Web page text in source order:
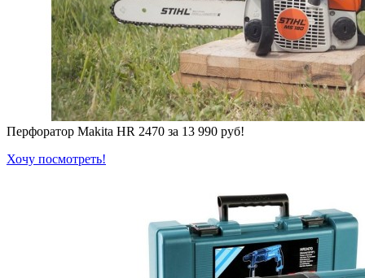
Перфоратор Makita HR 2470 за 13 990 руб!
Хочу посмотреть!